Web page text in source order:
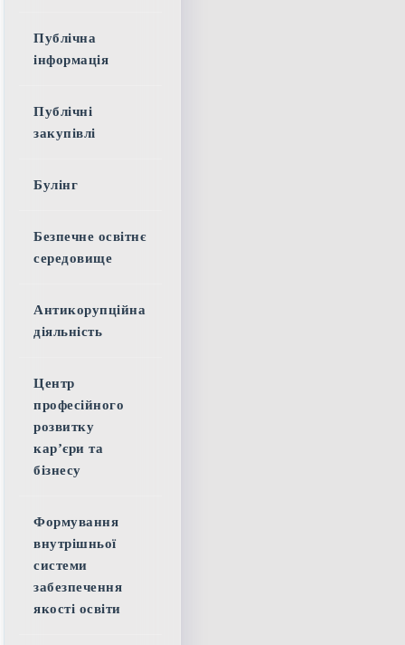
Публічна
інформація
Публічні
закупівлі
Булінг
Безпечне освітнє
середовище
Антикорупційна
діяльність
Центр
професійного
розвитку
кар’єри та
бізнесу
Формування
внутрішньої
системи
забезпечення
якості освіти